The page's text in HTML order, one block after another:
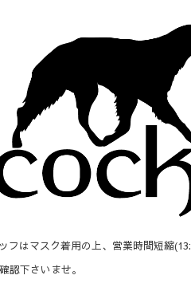
はマスク着用の上、営業時間短縮
下さいませ。